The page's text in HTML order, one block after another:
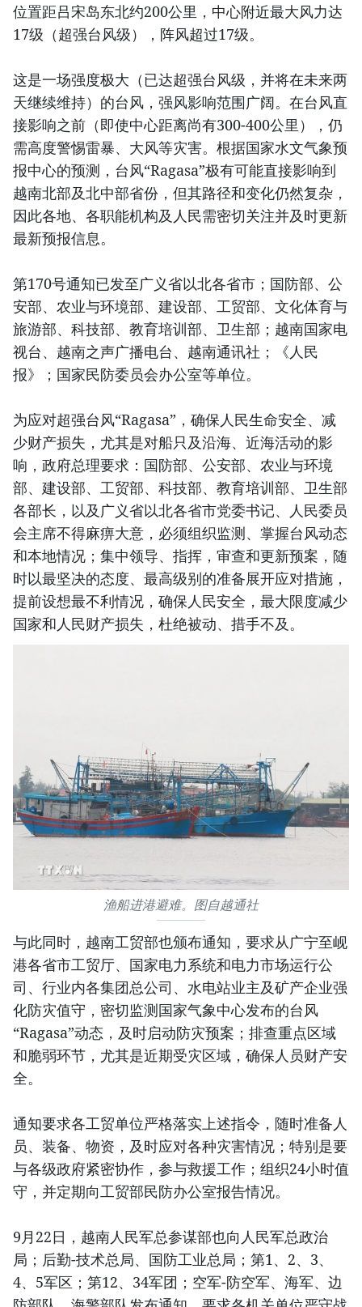
位置距吕宋岛东北约200公里，中心附近最大风力达
17级（超强台风级），阵风超过17级。
这是一场强度极大（已达超强台风级，并将在未来两
天继续维持）的台风，强风影响范围广阔。在台风直
接影响之前（即使中心距离尚有300-400公里），仍
需高度警惕雷暴、大风等灾害。根据国家水文气象预
报中心的预测，台风“Ragasa”极有可能直接影响到
越南北部及北中部省份，但其路径和变化仍然复杂，
因此各地、各职能机构及人民需密切关注并及时更新
最新预报信息。
第170号通知已发至广义省以北各省市；国防部、公
安部、农业与环境部、建设部、工贸部、文化体育与
旅游部、科技部、教育培训部、卫生部；越南国家电
视台、越南之声广播电台、越南通讯社；《人民
报》；国家民防委员会办公室等单位。
为应对超强台风“Ragasa”，确保人民生命安全、减
少财产损失，尤其是对船只及沿海、近海活动的影
响，政府总理要求：国防部、公安部、农业与环境
部、建设部、工贸部、科技部、教育培训部、卫生部
各部长，以及广义省以北各省市党委书记、人民委员
会主席不得麻痹大意，必须组织监测、掌握台风动态
和本地情况；集中领导、指挥，审查和更新预案，随
时以最坚决的态度、最高级别的准备展开应对措施，
提前设想最不利情况，确保人民安全，最大限度减少
国家和人民财产损失，杜绝被动、措手不及。
渔船进港避难。图自越通社
与此同时，越南工贸部也颁布通知，要求从广宁至岘
港各省市工贸厅、国家电力系统和电力市场运行公
司、行业内各集团总公司、水电站业主及矿产企业强
化防灾值守，密切监测国家气象中心发布的台风
“Ragasa”动态，及时启动防灾预案；排查重点区域
和脆弱环节，尤其是近期受灾区域，确保人员财产安
全。
通知要求各工贸单位严格落实上述指令，随时准备人
员、装备、物资，及时应对各种灾害情况；特别是要
与各级政府紧密协作，参与救援工作；组织24小时值
守，并定期向工贸部民防办公室报告情况。
9月22日，越南人民军总参谋部也向人民军总政治
局；后勤-技术总局、国防工业总局；第1、2、3、
4、5军区；第12、34军团；空军-防空军、海军、边